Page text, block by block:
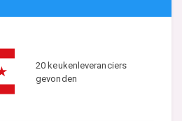
20 keukenleveranciers
gevonden